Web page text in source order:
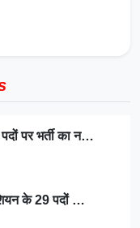
पर भर्ती का न…
के 29 पदों …